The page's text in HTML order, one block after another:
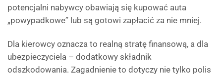
potencjalni nabywcy obawiają się kupować auta
„powypadkowe” lub są gotowi zapłacić za nie mniej.
Dla kierowcy oznacza to realną stratę finansową, a dla
ubezpieczyciela – dodatkowy składnik
odszkodowania. Zagadnienie to dotyczy nie tylko polis